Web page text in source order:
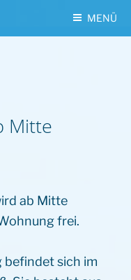
MENÜ
Mitte
ab Mitte
frei.
befindet sich im